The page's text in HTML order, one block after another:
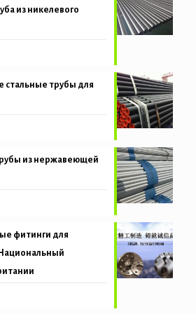
из никелевого
стальные трубы для
из нержавеющей
фитинги для